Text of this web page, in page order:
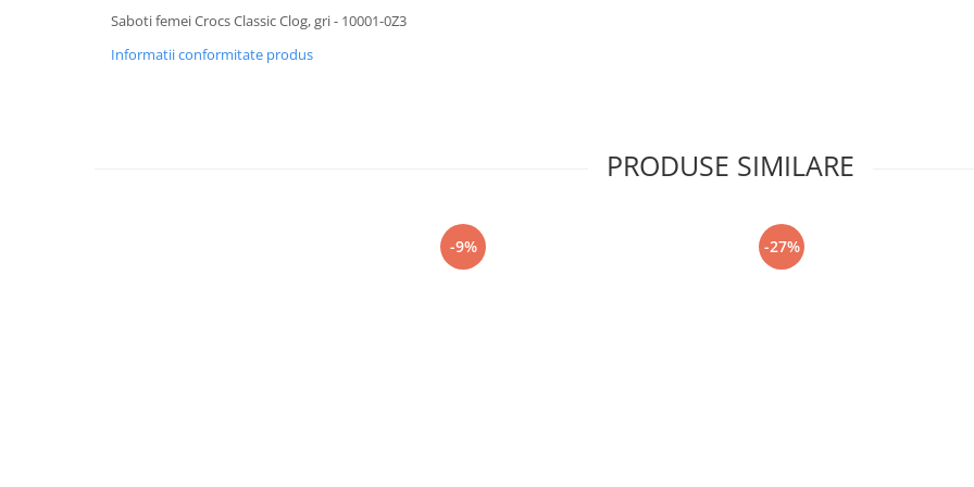
Saboti femei Crocs Classic Clog, gri - 10001-0Z3
Informatii conformitate produs
PRODUSE SIMILARE
-9% -27%